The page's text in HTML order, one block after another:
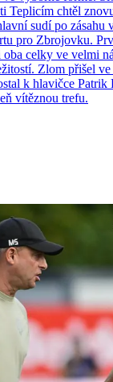
Teplicím chtěl
sudí po zásahu
pro Zbrojovku.
oba celky ve velmi
Zlom přišel
k hlavičce Patrik
vítěznou trefu.